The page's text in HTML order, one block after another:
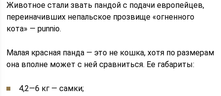
Животное стали звать пандой с подачи европейцев,
переиначивших непальское прозвище «огненного
кота» — punnio.
Малая красная панда — это не кошка, хотя по размерам
она вполне может с ней сравниться. Ее габариты:
4,2—6 кг — самки;